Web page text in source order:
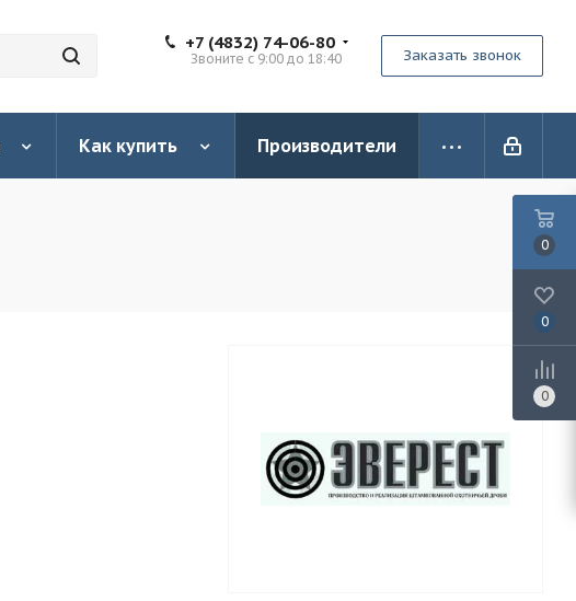
+7 (4832) 74-06-80
Звоните с 9:00 до 18:40 Заказать звонок
Как купить Производители
0
0
0